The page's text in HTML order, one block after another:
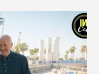
grands pôles
good » assumé, incarné
ou encore les récits